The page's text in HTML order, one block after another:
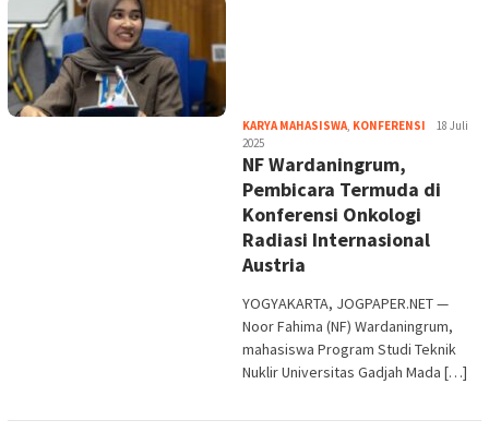
KARYA MAHASISWA, KONFERENSI Heri18 Juli
2025
NF Wardaningrum,
Pembicara Termuda di
Konferensi Onkologi
Radiasi Internasional
Austria
YOGYAKARTA, JOGPAPER.NET —
Noor Fahima (NF) Wardaningrum,
mahasiswa Program Studi Teknik
Nuklir Universitas Gadjah Mada […]